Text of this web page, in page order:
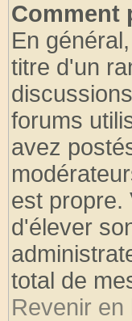
Comment
En
titre d'un
forums
avez
est propre.
d'élever
total de
Revenir en